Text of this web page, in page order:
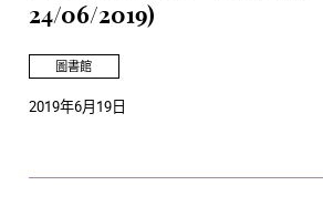
24/06/2019)
圖書館
2019年6月19日